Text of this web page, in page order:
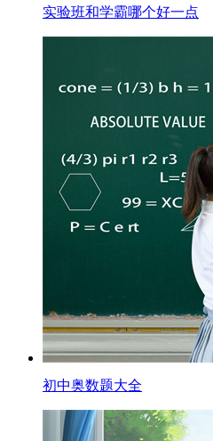
实验班和学霸哪个好一点
初中奥数题大全